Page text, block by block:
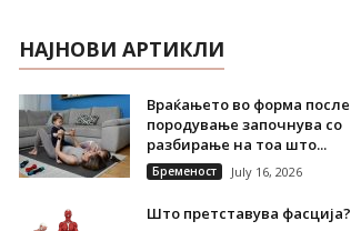
НАЈНОВИ АРТИКЛИ
Враќањето во форма после
породување започнува со
разбирање на тоа што...
Бременост July 16, 2026
Што претставува фасција?